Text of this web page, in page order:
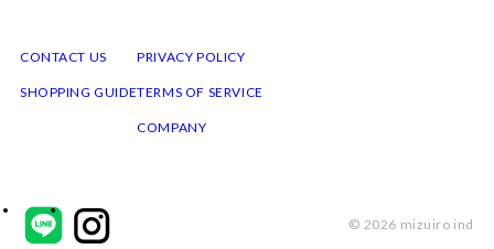
CONTACT US
SHOPPING GUIDE
PRIVACY POLICY
TERMS OF SERVICE
COMPANY
© 2026 mizuiro ind